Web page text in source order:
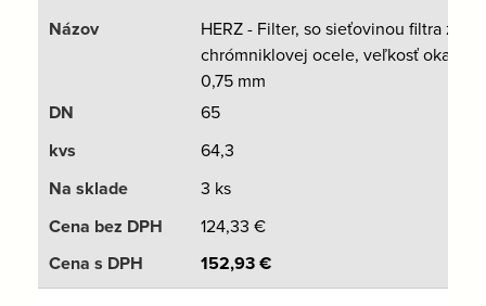
HERZ - Filter, so sieťovinou filtra z
chrómniklovej ocele, veľkosť oka
0,75 mm
65
64,3
3 ks
124,33 €
152,93€